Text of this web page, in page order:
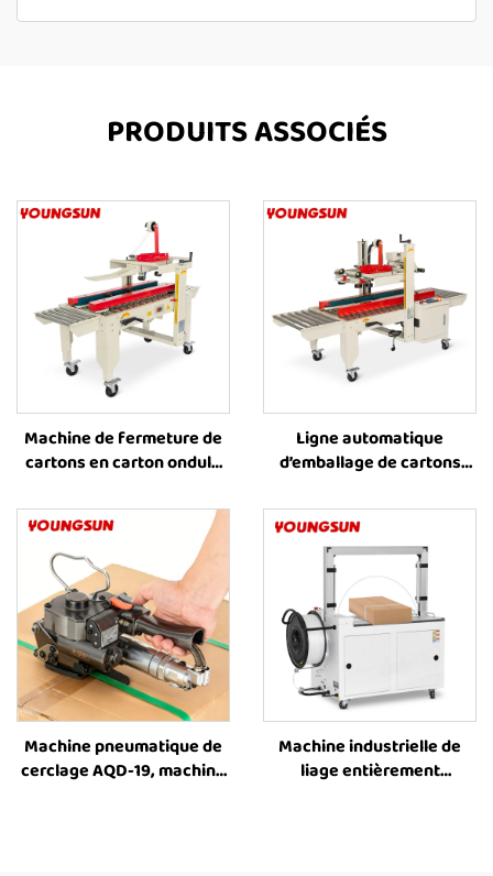
PRODUITS ASSOCIÉS
Machine de fermeture de
cartons en carton ondulé
automatique d’emballage
de cartons (type « boîte
avion »), fabricant de
machines de fermeture de
cartons à ruban adhésif
Ligne automatique
d’emballage de cartons
machine combinée
intégrant le cerclage des
cartons et la fermeture à
Machine pneumatique de
cerclage AQD-19, machine
Machine industrielle de
liage entièrement